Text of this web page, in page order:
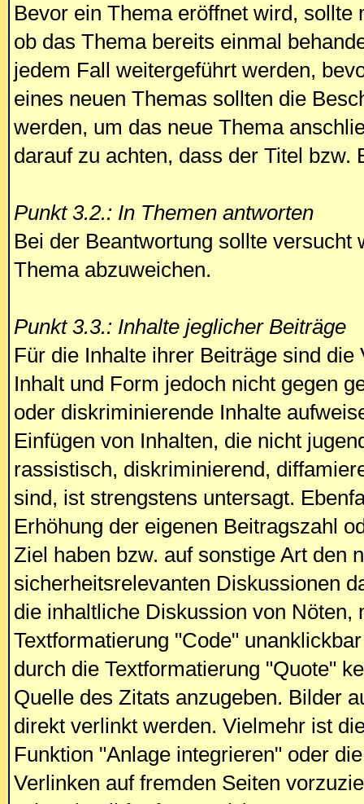
Bevor ein Thema eröffnet wird,
ob das Thema bereits einmal
jedem Fall weitergeführt werden,
eines neuen Themas sollten die
werden, um das neue Thema
darauf zu achten, dass der Titel
Punkt 3.2.: In Themen antworten
Bei der Beantwortung sollte
Thema abzuweichen.
Punkt 3.3.: Inhalte jeglicher Beiträge
Für die Inhalte ihrer Beiträge sind
Inhalt und Form jedoch nicht gegen
oder diskriminierende Inhalte
Einfügen von Inhalten, die nicht
rassistisch, diskriminierend,
sind, ist strengstens untersagt.
Erhöhung der eigenen Beitragszahl
Ziel haben bzw. auf sonstige Art den
sicherheitsrelevanten Diskussionen
die inhaltliche Diskussion von
Textformatierung "Code"
durch die Textformatierung "Quote"
Quelle des Zitats anzugeben. Bilder
direkt verlinkt werden. Vielmehr ist
Funktion "Anlage integrieren" oder
Verlinken auf fremden Seiten